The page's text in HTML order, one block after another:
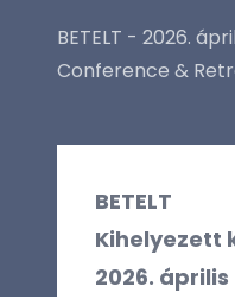
BETELT - 2026.
Conference &
BETELT
Kihelyezett
2026.